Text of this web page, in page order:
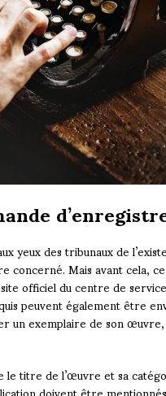
yeux des tribunaux de
Mais avant cela,
officiel du centre de
peuvent également être
un exemplaire de son
titre de l’œuvre et sa